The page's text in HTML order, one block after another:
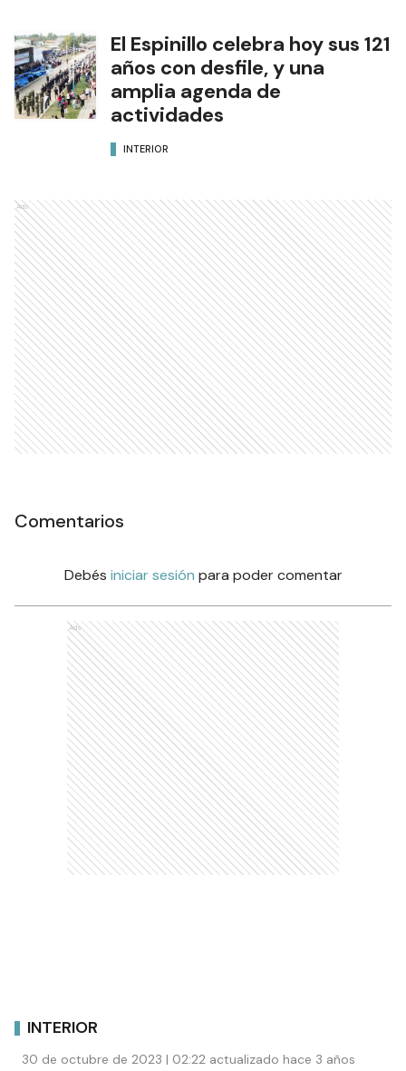
El Espinillo celebra hoy sus 121
años con desfile, y una
amplia agenda de
actividades
INTERIOR
Ads
Comentarios
Debés iniciar sesión para poder comentar
Ads
INTERIOR
30 de octubre de 2023 | 02:22 actualizado hace 3 años